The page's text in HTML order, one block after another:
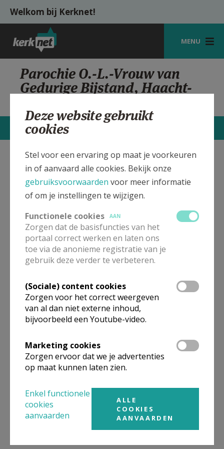
Overslaan en naar de inhoud gaan
Welkom bij Kerknet!
MENU
STARTPAGINA
KERK
VIERINGEN
SHOP
ZOEKEN
HULP
MIJN PAROCHIE
AANMELDEN OF REGISTREREN
Parochie O.-L.-Vrouw van
Gedurige Bijstand, Haacht-
CONTACTEN
Verbergen
O.-L.-Vrouw van Gedurige
Bijstand kerk Haacht-Station
Bekijk de details voor de weekendvieringen die doorgaan
in deze kerk, het adres van de kerk, alsook een lijst met
kerken in de buurt.
ALLE DETAILS TONEN
Omgeving
links naar kerken, eventueel van andere
organisaties, in de buurt.
Station
Deze website gebruikt
cookies
Stel voor een ervaring op maat je voorkeuren
in of aanvaard alle cookies. Bekijk onze
gebruiksvoorwaarden voor meer informatie
of om je instellingen te wijzigen.
Functionele cookies
AAN
Zorgen dat de basisfuncties van het
portaal correct werken en laten ons
toe via de anonieme registratie van je
gebruik deze verder te verbeteren.
(Sociale) content cookies
Zorgen voor het correct weergeven
van al dan niet externe inhoud,
bijvoorbeeld een Youtube-video.
Marketing cookies
Zorgen ervoor dat we je advertenties
op maat kunnen laten zien.
Enkel functionele
cookies
aanvaarden
ALLE
COOKIES
AANVAARDEN